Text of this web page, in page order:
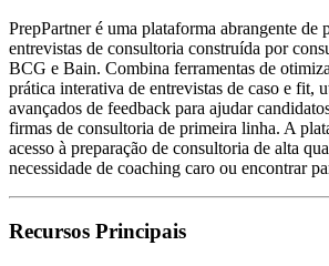
PrepPartner é uma plataforma abrangente de
entrevistas de consultoria construída por
BCG e Bain. Combina ferramentas de
prática interativa de entrevistas de caso e fit,
avançados de feedback para ajudar
firmas de consultoria de primeira linha. A
acesso à preparação de consultoria de alta
necessidade de coaching caro ou encontrar
Recursos Principais